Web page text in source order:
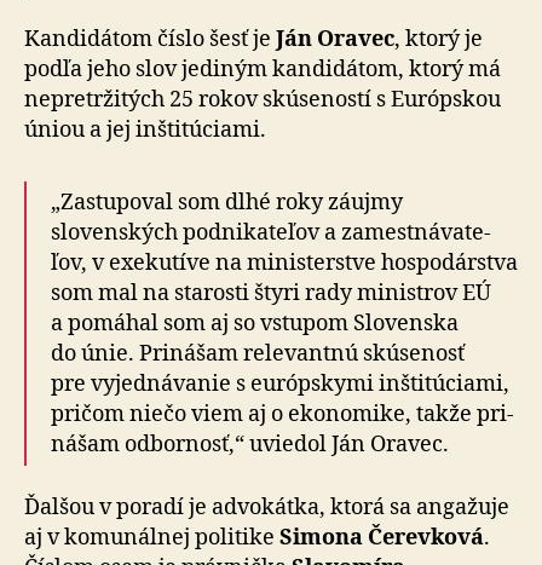
Kandidátom číslo šesť je Ján Oravec, ktorý je
podľa jeho slov jediným kan­di­dá­tom, ktorý má
nepretržitých 25 rokov skú­se­ností s Európ­skou
úniou a jej inšti­tú­ciami.
„Zastupoval som dlhé roky záujmy
slovenských pod­ni­ka­te­ľov a za­mestná­va­te­
ľov, v exe­ku­tíve na mi­nister­stve hospo­dárstva
som mal na sta­rosti štyri rady ministrov EÚ
a po­má­hal som aj so vstupom Slo­ven­ska
do únie. Pri­ná­šam rele­van­tnú skú­se­nosť
pre vy­jed­ná­va­nie s európ­skymi inšti­tú­ciami,
pričom niečo viem aj o eko­no­mike, takže pri­
ná­šam odbor­nosť,“ uviedol Ján Oravec.
Ďalšou v poradí je advokátka, ktorá sa angažuje
aj v ko­mu­nál­nej po­li­tike Simona Čerevková.